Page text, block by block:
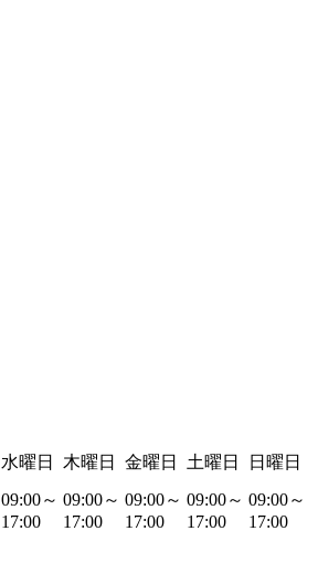
水曜日 木曜日 金曜日 土曜日
日曜日
09:00～
17:00
09:00～
17:00
09:00～
17:00
09:00～
17:00
09:00～
17:00